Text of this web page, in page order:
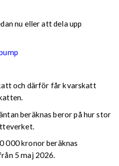
nu eller att dela upp
och därför får kvarskatt
beräknas beror på hur stor
000 kronor beräknas
5 maj 2026.